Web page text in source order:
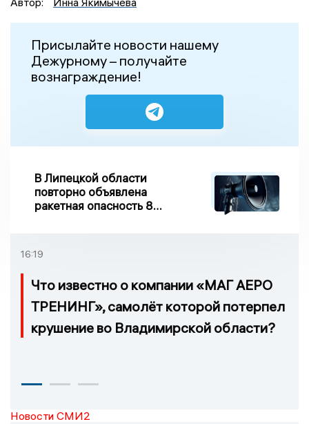
Присылайте новости нашему
Дежурному – получайте
вознаграждение!
В Липецкой области
повторно объявлена
ракетная опасность 8
16:19
Что известно о компании «МАГ АЕРО
ТРЕНИНГ», самолёт которой потерпел
крушение во Владимирской области?
Новости СМИ2